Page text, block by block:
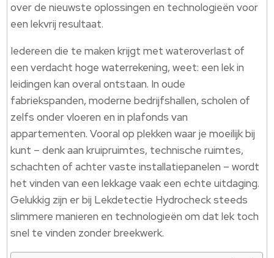
over de nieuwste oplossingen en technologieën voor
een lekvrij resultaat.
Iedereen die te maken krijgt met wateroverlast of
een verdacht hoge waterrekening, weet: een lek in
leidingen kan overal ontstaan. In oude
fabriekspanden, moderne bedrijfshallen, scholen of
zelfs onder vloeren en in plafonds van
appartementen. Vooral op plekken waar je moeilijk bij
kunt – denk aan kruipruimtes, technische ruimtes,
schachten of achter vaste installatiepanelen – wordt
het vinden van een lekkage vaak een echte uitdaging.
Gelukkig zijn er bij Lekdetectie Hydrocheck steeds
slimmere manieren en technologieën om dat lek toch
snel te vinden zonder breekwerk.